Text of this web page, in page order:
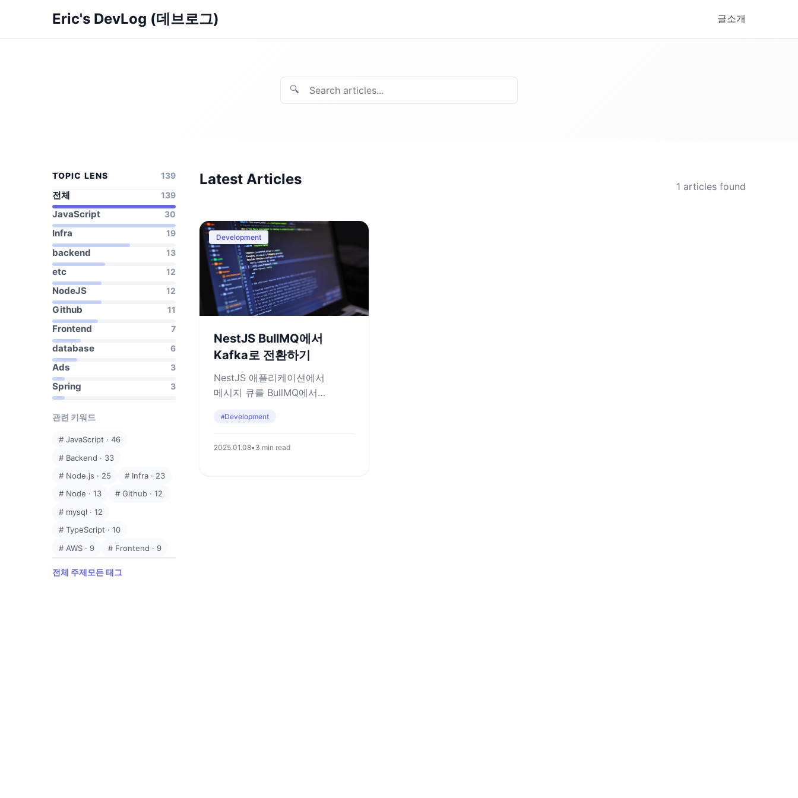
Eric's DevLog (데브로그) 글소개
🔍
TOPIC LENS 139
전체 139
JavaScript 30
Infra 19
backend 13
etc 12
NodeJS 12
Github 11
Frontend 7
database 6
Ads 3
Spring 3
관련 키워드
#JavaScript ·46
# Backend · 33
# Node.js · 25 # Infra· 23
# Node ·13 # Github· 12
# mysql ·12
#TypeScript ·10
# AWS · 9 # Frontend · 9
전체 주제모든 태그
Latest Articles 1 articles found
Development
NestJS BullMQ에서
Kafka로 전환하기
NestJS 애플리케이션에서
메시지 큐를 BullMQ에서
공유합니다
#Development
2025.01.08•3 min read